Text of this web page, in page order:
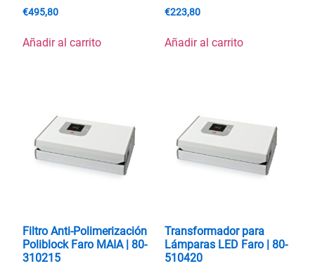
€495,80
Añadir al carrito
€223,80
Añadir al carrito
Filtro Anti-Polimerización
Poliblock Faro MAIA | 80-
310215
Transformador para
Lámparas LED Faro | 80-
510420